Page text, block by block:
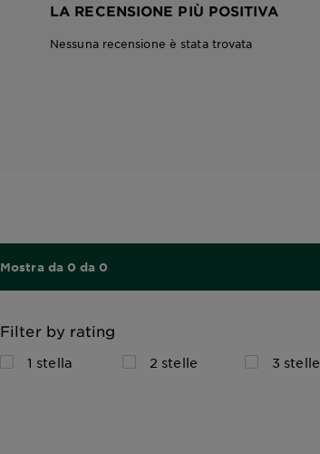
LA RECENSIONE PIÙ POSITIVA
Nessuna recensione è stata trovata
Mostra da 0 da 0
Filter by rating
1 stella 2 stelle 3 stelle